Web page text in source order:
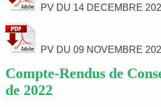
PV DU 14 DECEMBRE
PV DU 09 NOVEMBRE
Compte-Rendus de
de 2022